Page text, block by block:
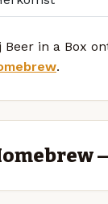
Beer in a Box
.